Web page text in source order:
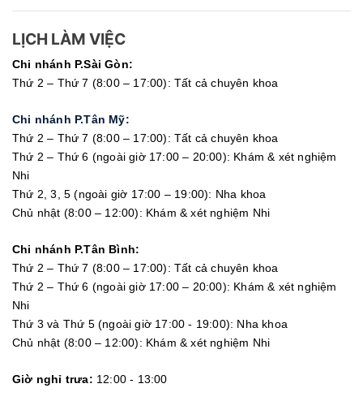
LỊCH LÀM VIỆC
Chi nhánh P.Sài Gòn:
Thứ 2 – Thứ 7 (8:00 – 17:00): Tất cả chuyên khoa
Chi nhánh P.Tân Mỹ:
Thứ 2 – Thứ 7 (8:00 – 17:00): Tất cả chuyên khoa
Thứ 2 – Thứ 6 (ngoài giờ 17:00 – 20:00): Khám & xét nghiệm
Nhi
Thứ 2, 3, 5 (ngoài giờ 17:00 – 19:00): Nha khoa
Chủ nhật (8:00 – 12:00): Khám & xét nghiệm Nhi
Chi nhánh P.Tân Bình:
Thứ 2 – Thứ 7 (8:00 – 17:00): Tất cả chuyên khoa
Thứ 2 – Thứ 6 (ngoài giờ 17:00 – 20:00): Khám & xét nghiệm
Nhi
Thứ 3 và Thứ 5 (ngoài giờ 17:00 - 19:00): Nha khoa
Chủ nhật (8:00 – 12:00): Khám & xét nghiệm Nhi
Giờ nghỉ trưa: 12:00 - 13:00